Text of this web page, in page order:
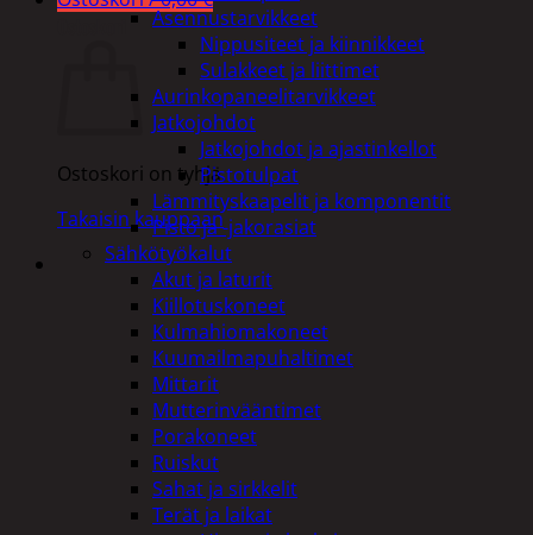
Ostoskori on tyhjä.
Takaisin kauppaan
Asennustarvikkeet
Nippusiteet ja kiinnikkeet
Sulakkeet ja liittimet
Aurinkopaneelitarvikkeet
Jatkojohdot
Jatkojohdot ja ajastinkellot
Pistotulpat
Lämmityskaapelit ja komponentit
Pisto ja -jakorasiat
Sähkötyökalut
Akut ja laturit
Kiillotuskoneet
Kulmahiomakoneet
Kuumailmapuhaltimet
Mittarit
Mutterinvääntimet
Porakoneet
Ruiskut
Sahat ja sirkkelit
Terät ja laikat